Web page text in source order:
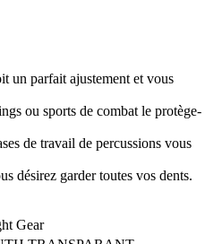
un parfait ajustement et vous
ou sports de combat le protège-
de travail de percussions vous
désirez garder toutes vos dents.
Gear